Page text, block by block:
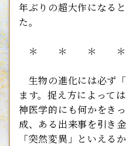
年ぶりの超大作になる
た。
＊ ＊ ＊
生物の進化には必ず
ます。捉え方によって
神医学的にも何かをき
成、ある出来事を引き
「突然変異」といえる